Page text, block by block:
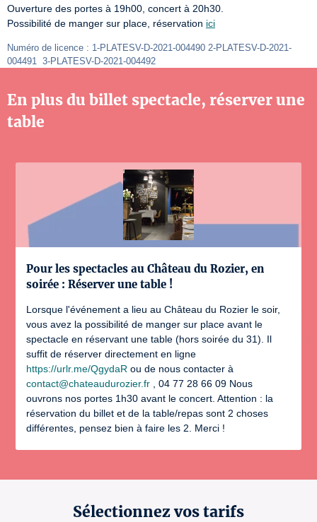
Ouverture des portes à 19h00, concert à 20h30.
Possibilité de manger sur place, réservation ici
Numéro de licence : 1-PLATESV-D-2021-004490 2-PLATESV-D-2021-
004491  3-PLATESV-D-2021-004492
Sélectionnez vos tarifs
En plus du billet spectacle, réserver une
table
Pour les spectacles au Château du Rozier, en
soirée : Réserver une table !
Lorsque l'événement a lieu au Château du Rozier le soir,
vous avez la possibilité de manger sur place avant le
spectacle en réservant une table (hors soirée du 31). Il
suffit de réserver directement en ligne
https://urlr.me/QgydaR ou de nous contacter à
contact@chateaudurozier.fr , 04 77 28 66 09 Nous
ouvrons nos portes 1h30 avant le concert. Attention : la
réservation du billet et de la table/repas sont 2 choses
différentes, pensez bien à faire les 2. Merci !